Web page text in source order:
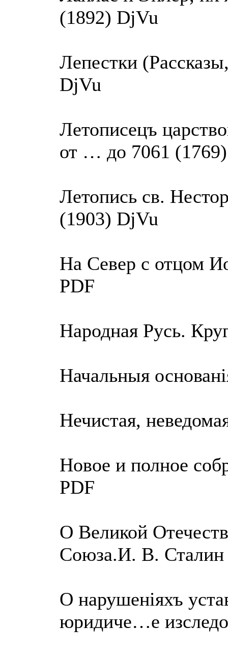
(1892) DjVu
Лепестки
DjVu
Летописецъ
от … до 7061
Летопись св.
(1903) DjVu
На Север с отцом
PDF
Народная Русь.
Начальныя
Нечистая,
Новое и полное
PDF
О Великой
Союза.И. В.
О нарушенiяхъ
юридиче…е